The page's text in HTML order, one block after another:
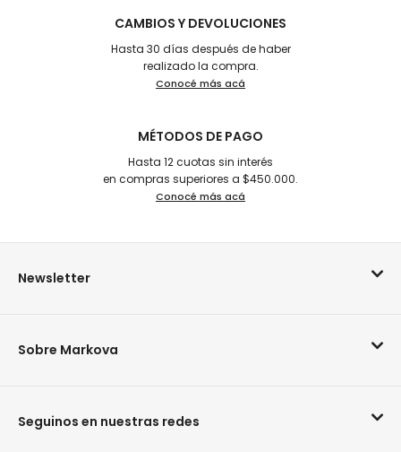
CAMBIOS Y DEVOLUCIONES
Hasta 30 días después de haber
realizado la compra.
Conocé más acá
MÉTODOS DE PAGO
Hasta 12 cuotas sin interés
en compras superiores a $450.000.
Conocé más acá
Newsletter
Sobre Markova
Seguinos en nuestras redes